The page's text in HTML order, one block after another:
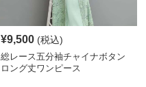
¥9,500 (税込)
総レース五分袖チャイナボタン
ロング丈ワンピース